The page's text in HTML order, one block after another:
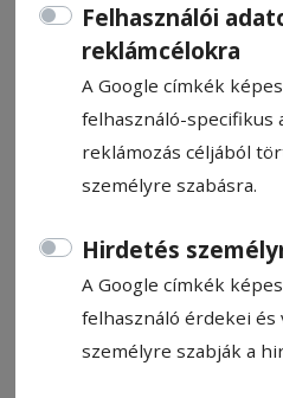
Felhasználói
reklámcélokra
A Google címkék
felhasználó-specifikus
reklámozás céljából
személyre szabásra.
Hirdetés
A Google címkék
felhasználó érdekei és
személyre szabják a
Para
Para Pista
2023. június 21., 9:18
Becsült olvasási idő: Kevesebb